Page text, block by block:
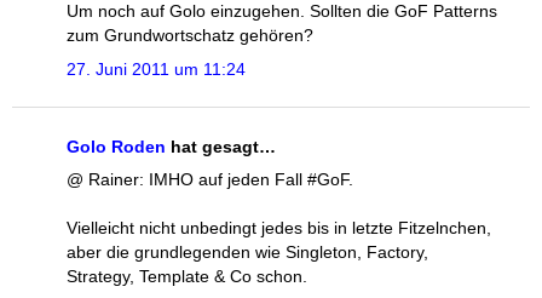
Um noch auf Golo einzugehen. Sollten die GoF Patterns
zum Grundwortschatz gehören?
27. Juni 2011 um 11:24
Golo Roden hat gesagt…
@ Rainer: IMHO auf jeden Fall #GoF.
Vielleicht nicht unbedingt jedes bis in letzte Fitzelnchen,
aber die grundlegenden wie Singleton, Factory,
Strategy, Template & Co schon.